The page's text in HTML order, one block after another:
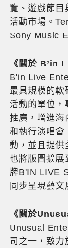
覽、遊戲節目
活動市場。
Sony Music
《關於 B’in
B'in Live
最具規模的軟
活動的單位，
推廣，增進海
和執行演唱會
動，並且提供
也將版圖擴展
牌B'IN LIVE
同步呈現藝文
《關於
Unusual
司之一，致力